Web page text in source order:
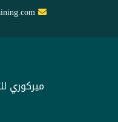
ميركوري